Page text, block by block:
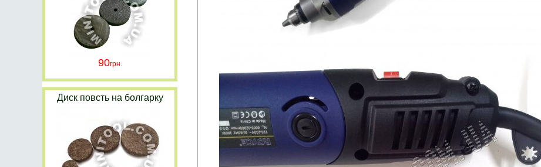
90
Диск повсть на болгарку